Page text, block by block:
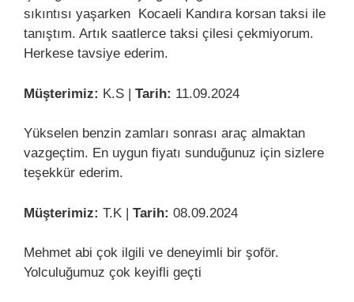
sıkıntısı yaşarken Kocaeli Kandıra korsan taksi ile
tanıştım. Artık saatlerce taksi çilesi çekmiyorum.
Herkese tavsiye ederim.
Müşterimiz: K.S | Tarih: 11.09.2024
Yükselen benzin zamları sonrası araç almaktan
vazgeçtim. En uygun fiyatı sunduğunuz için sizlere
teşekkür ederim.
Müşterimiz: T.K | Tarih: 08.09.2024
Mehmet abi çok ilgili ve deneyimli bir şoför.
Yolculuğumuz çok keyifli geçti